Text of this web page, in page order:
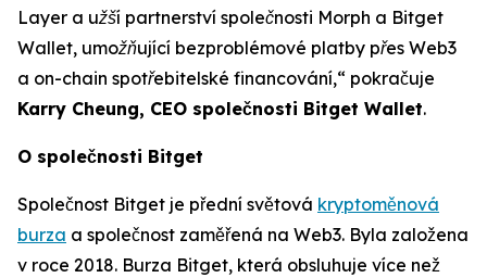
Layer a užší partnerství společnosti Morph a Bitget
Wallet, umožňující bezproblémové platby přes Web3
a on-chain spotřebitelské financování,“ pokračuje
Karry Cheung, CEO společnosti Bitget Wallet.
O společnosti Bitget
Společnost Bitget je přední světová kryptoměnová
burza a společnost zaměřená na Web3. Byla založena
v roce 2018. Burza Bitget, která obsluhuje více než